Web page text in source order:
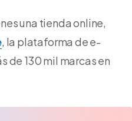
una tienda online,
, la plataforma de e-
de 130 mil marcas en